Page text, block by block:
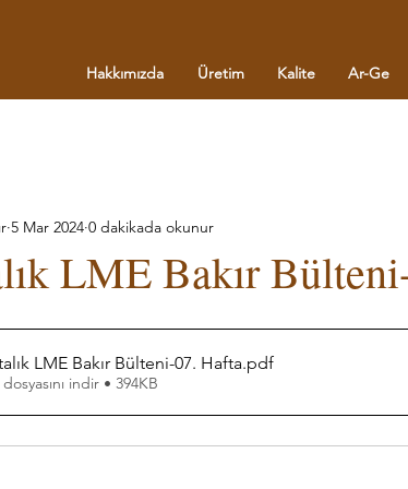
Hakkımızda Üretim Kalite Ar-Ge
LME Bakır
5 Mar 2024 0 dakikada okunur
LME Bakır Bülteni-07. Hafta.pdf
indir • 394KB